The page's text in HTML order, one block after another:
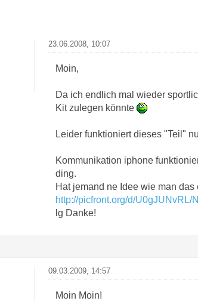
23.06.2008, 10:07
Moin,
Da ich endlich mal wieder
Kit zulegen könnte
Leider funktioniert dieses "Teil"
Kommunikation iphone
ding.
Hat jemand ne Idee wie man
http://picfront.org/d/U0gJUNvRL/
lg Danke!
09.03.2009, 14:57
Moin Moin!